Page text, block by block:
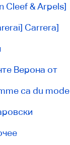
Cleef & Arpels]
Carrera]
Верона от
ca du mode